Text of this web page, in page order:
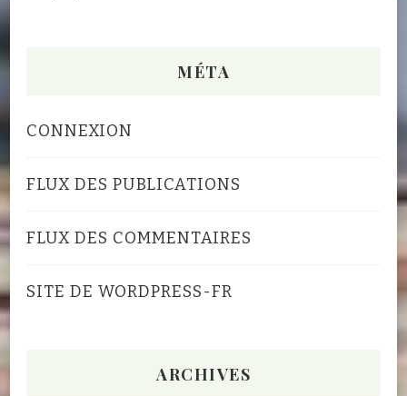
MÉTA
CONNEXION
FLUX DES PUBLICATIONS
FLUX DES COMMENTAIRES
SITE DE WORDPRESS-FR
ARCHIVES